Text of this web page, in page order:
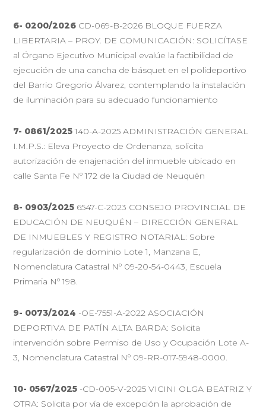
6- 0200/2026 CD-069-B-2026 BLOQUE FUERZA
LIBERTARIA – PROY. DE COMUNICACIÓN: SOLICÍTASE
al Órgano Ejecutivo Municipal evalúe la factibilidad de
ejecución de una cancha de básquet en el polideportivo
del Barrio Gregorio Álvarez, contemplando la instalación
de iluminación para su adecuado funcionamiento
7- 0861/2025140-A-2025 ADMINISTRACIÓN GENERAL
I.M.P.S.: Eleva Proyecto de Ordenanza, solicita
autorización de enajenación del inmueble ubicado en
calle Santa Fe Nº 172 de la Ciudad de Neuquén
8- 0903/2025 6547-C-2023 CONSEJO PROVINCIAL DE
EDUCACIÓN DE NEUQUÉN – DIRECCIÓN GENERAL
DE INMUEBLES Y REGISTRO NOTARIAL: Sobre
regularización de dominio Lote 1, Manzana E,
Nomenclatura Catastral Nº 09-20-54-0443, Escuela
Primaria Nº 198.
9- 0073/2024 -OE-7551-A-2022 ASOCIACIÓN
DEPORTIVA DE PATÍN ALTA BARDA: Solicita
intervención sobre Permiso de Uso y Ocupación Lote A-
3, Nomenclatura Catastral Nº 09-RR-017-5948-0000.
10- 0567/2025 -CD-005-V-2025 VICINI OLGA BEATRIZ Y
OTRA: Solicita por vía de excepción la aprobación de